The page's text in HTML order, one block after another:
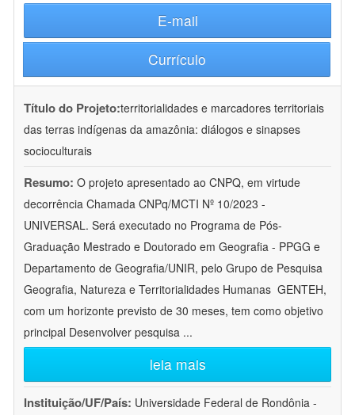
E-mail
Currículo
Título do Projeto:territorialidades e marcadores territoriais
das terras indígenas da amazônia: diálogos e sinapses
socioculturais
Resumo: O projeto apresentado ao CNPQ, em virtude
decorrência Chamada CNPq/MCTI Nº 10/2023 -
UNIVERSAL. Será executado no Programa de Pós-
Graduação Mestrado e Doutorado em Geografia - PPGG e
Departamento de Geografia/UNIR, pelo Grupo de Pesquisa
Geografia, Natureza e Territorialidades Humanas  GENTEH,
com um horizonte previsto de 30 meses, tem como objetivo
principal Desenvolver pesquisa ...
leia mais
Instituição/UF/País: Universidade Federal de Rondônia -